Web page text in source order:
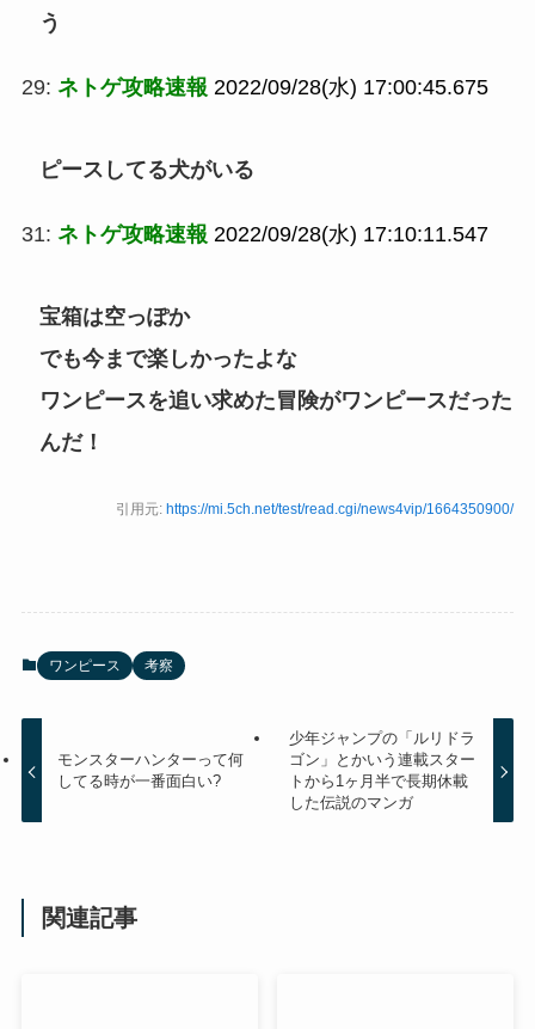
う
29: ネトゲ攻略速報 2022/09/28(水) 17:00:45.675
ピースしてる犬がいる
31: ネトゲ攻略速報 2022/09/28(水) 17:10:11.547
宝箱は空っぽか
でも今まで楽しかったよな
ワンピースを追い求めた冒険がワンピースだった
んだ！
引用元: https://mi.5ch.net/test/read.cgi/news4vip/1664350900/
ワンピース 考察
モンスターハンターって何
してる時が一番面白い?
少年ジャンプの「ルリドラ
ゴン」とかいう連載スター
トから1ヶ月半で長期休載
した伝説のマンガ
関連記事